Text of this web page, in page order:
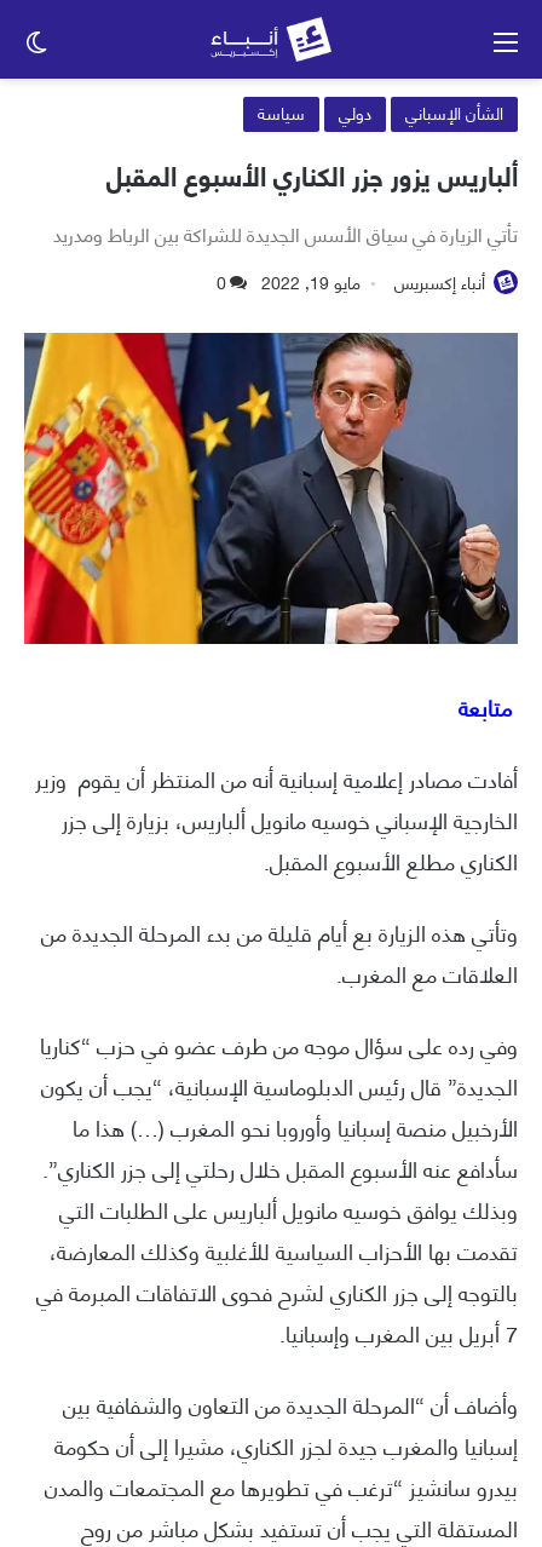
الشأن الإسباني دولي سياسة
ألباريس يزور جزر الكناري الأسبوع المقبل
تأتي الزيارة في سياق الأسس الجديدة للشراكة بين الرباط ومدريد
أنباء إكسبريس مايو 19, 2022 0
متابعة
أفادت مصادر إعلامية إسبانية أنه من المنتظر أن يقوم وزير
الخارجية الإسباني خوسيه مانويل ألباريس، بزيارة إلى جزر
الكناري مطلع الأسبوع المقبل.
وتأتي هذه الزيارة بع أيام قليلة من بدء المرحلة الجديدة من
العلاقات مع المغرب.
وفي رده على سؤال موجه من طرف عضو في حزب “كناريا
الجديدة” قال رئيس الدبلوماسية الإسبانية، “يجب أن يكون
الأرخبيل منصة إسبانيا وأوروبا نحو المغرب (…) هذا ما
سأدافع عنه الأسبوع المقبل خلال رحلتي إلى جزر الكناري”.
وبذلك يوافق خوسيه مانويل ألباريس على الطلبات التي
تقدمت بها الأحزاب السياسية للأغلبية وكذلك المعارضة،
بالتوجه إلى جزر الكناري لشرح فحوى الاتفاقات المبرمة في
7 أبريل بين المغرب وإسبانيا.
وأضاف أن “المرحلة الجديدة من التعاون والشفافية بين
إسبانيا والمغرب جيدة لجزر الكناري، مشيرا إلى أن حكومة
بيدرو سانشيز “ترغب في تطويرها مع المجتمعات والمدن
المستقلة التي يجب أن تستفيد بشكل مباشر من روح